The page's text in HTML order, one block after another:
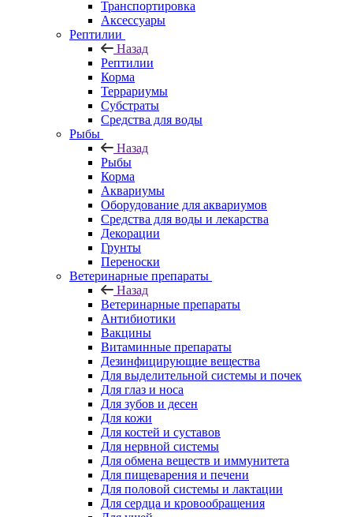
Транспортировка
Аксессуары
Рептилии
Назад
Рептилии
Корма
Террариумы
Субстраты
Средства для воды
Рыбы
Назад
Рыбы
Корма
Аквариумы
Оборудование для аквариумов
Средства для воды и лекарства
Декорации
Грунты
Переноски
Ветеринарные препараты
Назад
Ветеринарные препараты
Антибиотики
Вакцины
Витаминные препараты
Дезинфицирующие вещества
Для выделительной системы и почек
Для глаз и носа
Для зубов и десен
Для кожи
Для костей и суставов
Для нервной системы
Для обмена веществ и иммунитета
Для пищеварения и печени
Для половой системы и лактации
Для сердца и кровообращения